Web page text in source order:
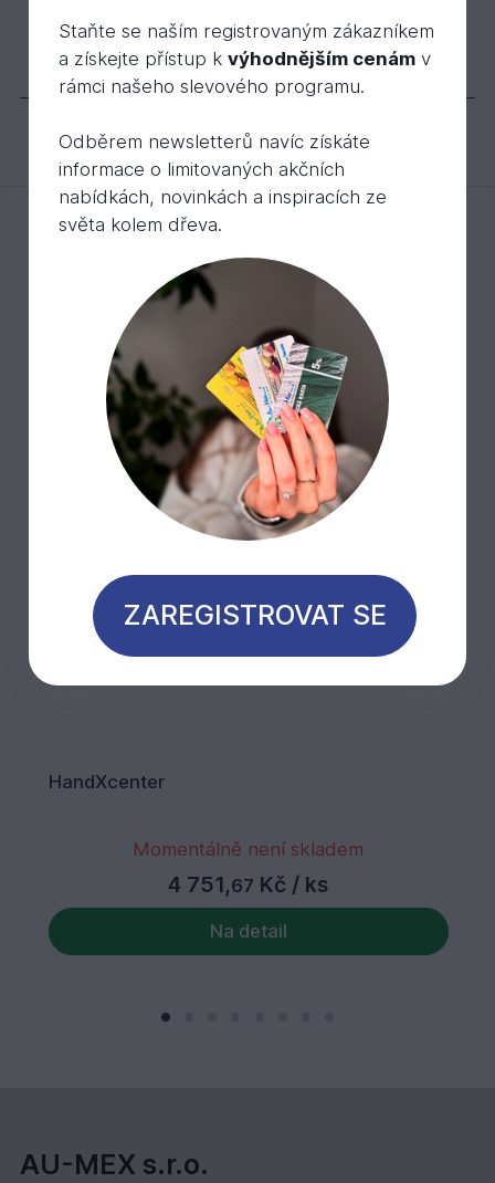
BASIC zasouvací úchyt pro váleček z
83,49Kč
Popis Varianty Příslušenství
Mohlo by Vás zajímat
HandXcenter
Momentálně není skladem
4 751,67 Kč / ks
Na detail
AU-MEX s.r.o.
Staňte se naším registrovaným zákazníkem
a získejte přístup k výhodnějším cenámv
rámci našeho slevového programu.
Odběrem newsletterů navíc získáte
informace o limitovaných akčních
nabídkách, novinkách a inspiracích ze
světa kolem dřeva.
ZAREGISTROVAT SE